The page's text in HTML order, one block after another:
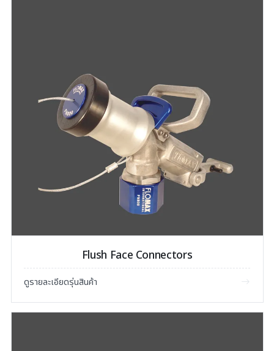
Flush Face Connectors
ดูรายละเอียดรุ่นสินค้า